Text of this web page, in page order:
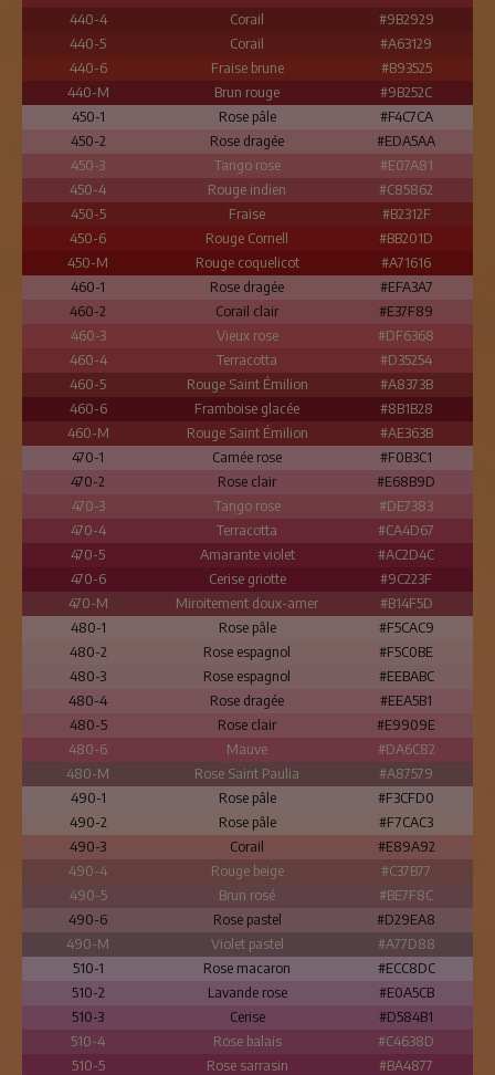
440-4
Corail
#9B2929
440-5
Corail
#A63129
440-6
Fraise brune
#B93525
440-M
Brun rouge
#9B252C
450-1
Rose pâle
#F4C7CA
450-2
Rose dragée
#EDA5AA
450-3
Tango rose
#E07A81
450-4
Rouge indien
#C85862
450-5
Fraise
#B2312F
450-6
Rouge Cornell
#BB201D
450-M
Rouge coquelicot
#A71616
460-1
Rose dragée
#EFA3A7
460-2
Corail clair
#E37F89
460-3
Vieux rose
#DF6368
460-4
Terracotta
#D35254
460-5
Rouge Saint Émilion
#A8373B
460-6
Framboise glacée
#8B1B28
460-M
Rouge Saint Émilion
#AE363B
470-1
Camée rose
#F0B3C1
470-2
Rose clair
#E68B9D
470-3
Tango rose
#DE7383
470-4
Terracotta
#CA4D67
470-5
Amarante violet
#AC2D4C
470-6
Cerise griotte
#9C223F
470-M
Miroitement doux-amer
#B14F5D
480-1
Rose pâle
#F5CAC9
480-2
Rose espagnol
#F5C0BE
480-3
Rose espagnol
#EEBABC
480-4
Rose dragée
#EEA5B1
480-5
Rose clair
#E9909E
480-6
Mauve
#DA6C82
480-M
Rose Saint Paulia
#A87579
490-1
Rose pâle
#F3CFD0
490-2
Rose pâle
#F7CAC3
490-3
Corail
#E89A92
490-4
Rouge beige
#C37B77
490-5
Brun rosé
#BE7F8C
490-6
Rose pastel
#D29EA8
490-M
Violet pastel
#A77D88
510-1
Rose macaron
#ECC8DC
510-2
Lavande rose
#E0A5CB
510-3
Cerise
#D584B1
510-4
Rose balais
#C4638D
510-5
Rose sarrasin
#BA4877